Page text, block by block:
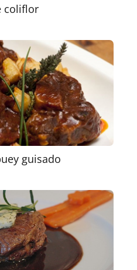
coliflor
guisado